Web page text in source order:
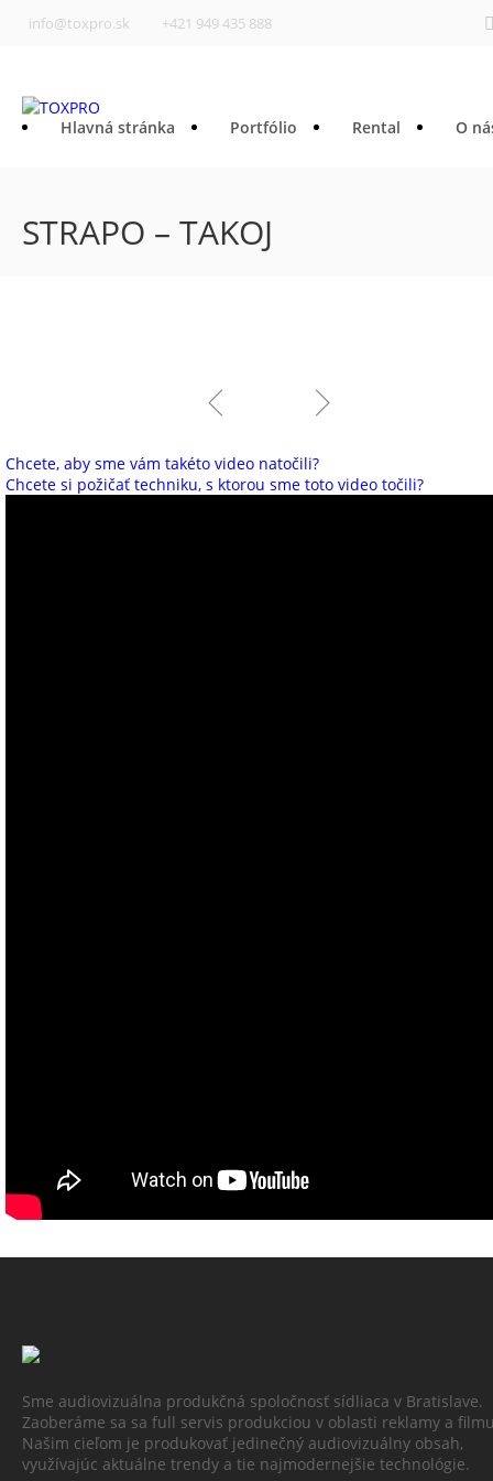
info@toxpro.sk +421 949 435 888
Hlavná stránka Portfólio Rental O
Kontakt
STRAPO – TAKOJ
Chcete, aby sme vám takéto video natočili?
Chcete si požičať techniku, s ktorou sme toto video točili?
Sme audiovizuálna produkčná spoločnosť sídliaca v Bratislave.
Zaoberáme sa sa full servis produkciou v oblasti reklamy a
Našim cieľom je produkovať jedinečný audiovizuálny obsah,
využívajúc aktuálne trendy a tie najmodernejšie technológie.